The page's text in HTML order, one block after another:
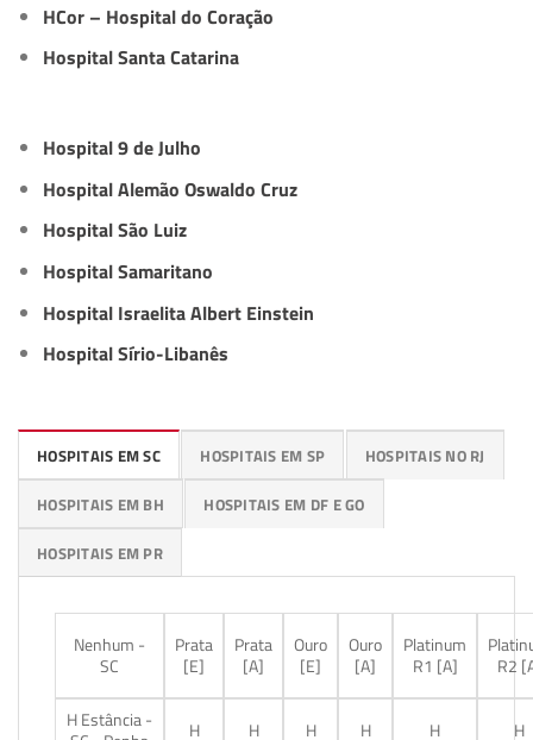
HCor – Hospital do Coração
Hospital Santa Catarina
Hospital 9 de Julho
Hospital Alemão Oswaldo Cruz
Hospital São Luiz
Hospital Samaritano
Hospital Israelita Albert Einstein
Hospital Sírio-Libanês
HOSPITAIS EM SC HOSPITAIS EM SP HOSPITAIS NO RJ
HOSPITAIS EM BH HOSPITAIS EM DF E GO
HOSPITAIS EM PR
Nenhum -
SC
Prata
[E]
Prata
[A]
Ouro
[E]
Ouro
[A]
Platinum
R1 [A]
R2
H Estância -
H H H H H H